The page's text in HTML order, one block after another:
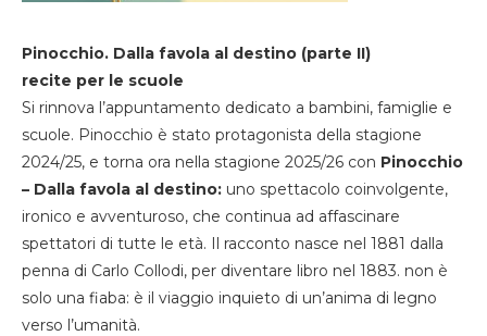
Pinocchio. Dalla favola al destino (parte II)
recite per le scuole
Si rinnova l’appuntamento dedicato a bambini, famiglie e
scuole. Pinocchio è stato protagonista della stagione
2024/25, e torna ora nella stagione 2025/26 con Pinocchio
– Dalla favola al destino: uno spettacolo coinvolgente,
ironico e avventuroso, che continua ad affascinare
spettatori di tutte le età. Il racconto nasce nel 1881 dalla
penna di Carlo Collodi, per diventare libro nel 1883. non è
solo una fiaba: è il viaggio inquieto di un’anima di legno
verso l’umanità.